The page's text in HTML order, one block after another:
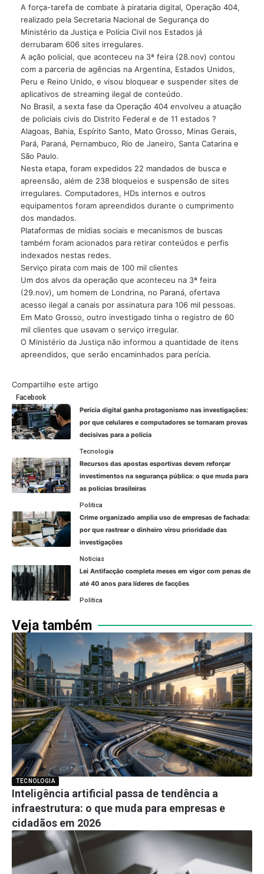
A força-tarefa de combate à pirataria digital, Operação 404,
realizado pela Secretaria Nacional de Segurança do
Ministério da Justiça e Polícia Civil nos Estados já
derrubaram 606 sites irregulares.
A ação policial, que aconteceu na 3ª feira (28.nov) contou
com a parceria de agências na Argentina, Estados Unidos,
Peru e Reino Unido, e visou bloquear e suspender sites de
aplicativos de streaming ilegal de conteúdo.
No Brasil, a sexta fase da Operação 404 envolveu a atuação
de policiais civis do Distrito Federal e de 11 estados ?
Alagoas, Bahia, Espírito Santo, Mato Grosso, Minas Gerais,
Pará, Paraná, Pernambuco, Rio de Janeiro, Santa Catarina e
São Paulo.
Nesta etapa, foram expedidos 22 mandados de busca e
apreensão, além de 238 bloqueios e suspensão de sites
irregulares. Computadores, HDs internos e outros
equipamentos foram apreendidos durante o cumprimento
dos mandados.
Plataformas de mídias sociais e mecanismos de buscas
também foram acionados para retirar conteúdos e perfis
indexados nestas redes.
Serviço pirata com mais de 100 mil clientes
Um dos alvos da operação que aconteceu na 3ª feira
(29.nov), um homem de Londrina, no Paraná, ofertava
acesso ilegal a canais por assinatura para 106 mil pessoas.
Em Mato Grosso, outro investigado tinha o registro de 60
mil clientes que usavam o serviço irregular.
O Ministério da Justiça não informou a quantidade de itens
apreendidos, que serão encaminhados para perícia.
Compartilhe este artigo
Facebook
Perícia digital ganha protagonismo nas investigações:
por que celulares e computadores se tornaram provas
decisivas para a polícia
Tecnologia
Recursos das apostas esportivas devem reforçar
investimentos na segurança pública: o que muda para
as polícias brasileiras
Politica
Crime organizado amplia uso de empresas de fachada:
por que rastrear o dinheiro virou prioridade das
investigações
Noticias
Lei Antifacção completa meses em vigor com penas de
até 40 anos para líderes de facções
Politica
Veja também
TECNOLOGIA
Inteligência artificial passa de tendência a
infraestrutura: o que muda para empresas e
cidadãos em 2026